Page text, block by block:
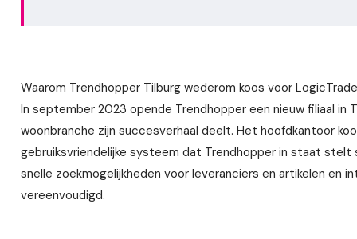
Waarom Trendhopper Tilburg wederom koos voor LogicTrade
In september 2023 opende Trendhopper een nieuw filiaal in
woonbranche zijn succesverhaal deelt. Het hoofdkantoor
gebruiksvriendelijke systeem dat Trendhopper in staat
snelle zoekmogelijkheden voor leveranciers en artikelen
vereenvoudigd.